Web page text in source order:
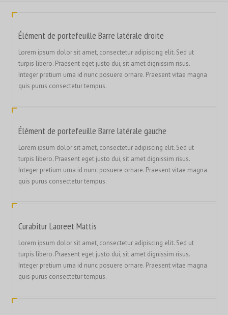
Élément de portefeuille Barre latérale droite
Lorem ipsum dolor sit amet, consectetur adipiscing elit. Sed ut
turpis libero. Praesent eget justo dui, sit amet dignissim risus.
Integer pretium urna id nunc posuere ornare. Praesent vitae magna
quis purus consectetur tempus.
Élément de portefeuille Barre latérale gauche
Lorem ipsum dolor sit amet, consectetur adipiscing elit. Sed ut
turpis libero. Praesent eget justo dui, sit amet dignissim risus.
Integer pretium urna id nunc posuere ornare. Praesent vitae magna
quis purus consectetur tempus.
Curabitur Laoreet Mattis
Lorem ipsum dolor sit amet, consectetur adipiscing elit. Sed ut
turpis libero. Praesent eget justo dui, sit amet dignissim risus.
Integer pretium urna id nunc posuere ornare. Praesent vitae magna
quis purus consectetur tempus.